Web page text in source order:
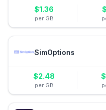
$1.36
per GB
$
SimOptions
$2.48
per GB
$